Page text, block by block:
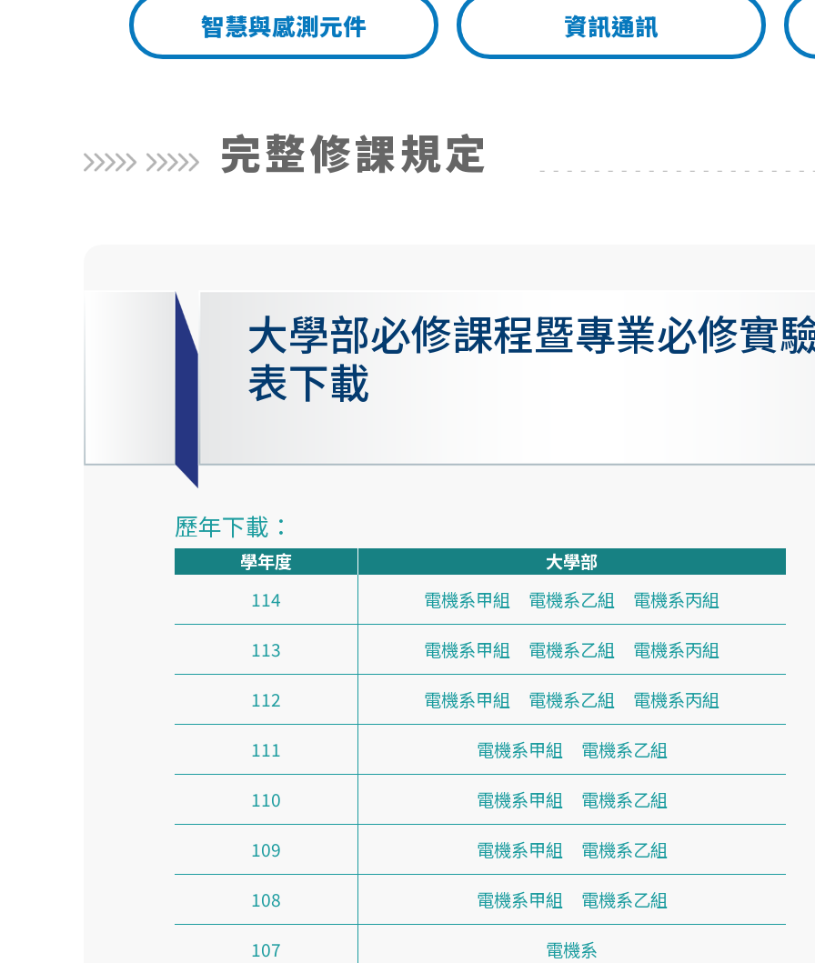
智慧與感測元件 資訊通訊
完整修課規定
大學部必修課程暨專業必修實
表下載
歷年下載：
學年度
大學部
114
電機系甲組 電機系乙組
電機系丙組
113
電機系甲組 電機系乙組
電機系丙組
112
電機系甲組 電機系乙組
電機系丙組
111
電機系甲組
電機系乙組
110
電機系甲組
電機系乙組
109
電機系甲組
電機系乙組
108
電機系甲組
電機系乙組
107
電機系